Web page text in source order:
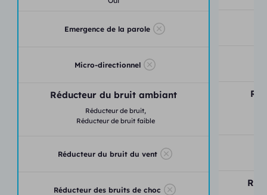
Emergence de la parole
Micro-directionnel
Réducteur du bruit ambiant
Réducteur de bruit,
Réducteur de bruit faible
Réducteur du bruit du vent
Réducteur des bruits de choc